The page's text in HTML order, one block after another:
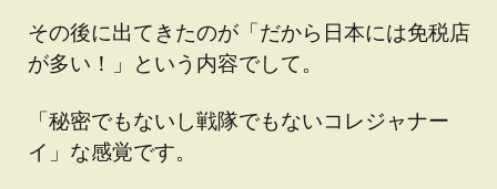
その後に出てきたのが「だから日本には免税店
が多い！」という内容でして。
「秘密でもないし戦隊でもないコレジャナー
イ」な感覚です。